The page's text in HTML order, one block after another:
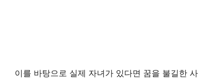
이를 바탕으로 실제 자녀가 있다면 꿈을 불길한 사